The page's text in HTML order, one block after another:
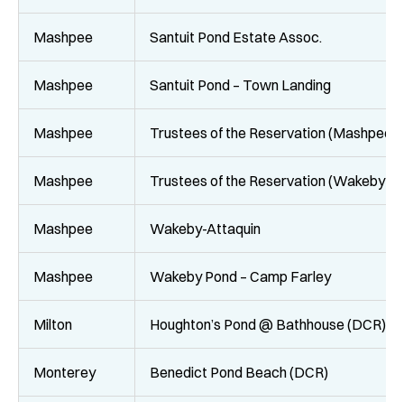
Mashpee Santuit Pond Estate Assoc.
Mashpee Santuit Pond – Town Landing
Mashpee Trustees of the Reservation (Mashpee
Mashpee Trustees of the Reservation (Wakeby
Mashpee Wakeby-Attaquin
Mashpee Wakeby Pond – Camp Farley
Milton Houghton’s Pond @ Bathhouse (DCR)
Monterey Benedict Pond Beach (DCR)